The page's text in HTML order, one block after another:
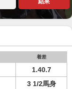
結果
着差
1.40.7
3 1/2馬身